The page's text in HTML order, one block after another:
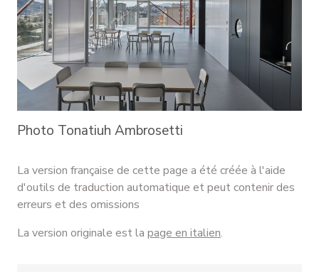
Photo Tonatiuh Ambrosetti
La version française de cette page a été créée à l'aide
d'outils de traduction automatique et peut contenir des
erreurs et des omissions
La version originale est la page en italien.